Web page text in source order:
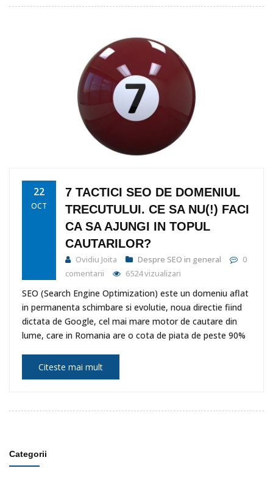
22
OCT
7 TACTICI SEO DE DOMENIUL
TRECUTULUI. CE SA NU(!) FACI
CA SA AJUNGI IN TOPUL
CAUTARILOR?
Ovidiu Joita Despre SEO in general
0
comentarii
6524 vizualizari
SEO (Search Engine Optimization) este un domeniu aflat
in permanenta schimbare si evolutie, noua directie fiind
dictata de Google, cel mai mare motor de cautare din
lume, care in Romania are o cota de piata de peste 90%
Citeste mai mult
Categorii